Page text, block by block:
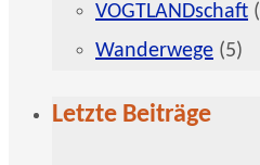
VOGTLANDschaft
Wanderwege (5)
Letzte Beiträge